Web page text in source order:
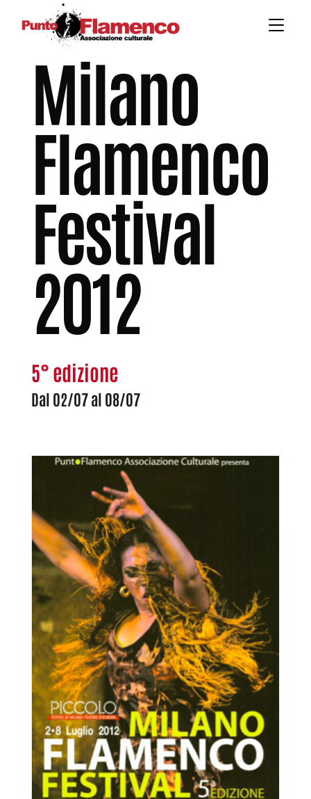
Milano
Flamenco
Festival
2012
5° edizione
Dal 02/07 al 08/07